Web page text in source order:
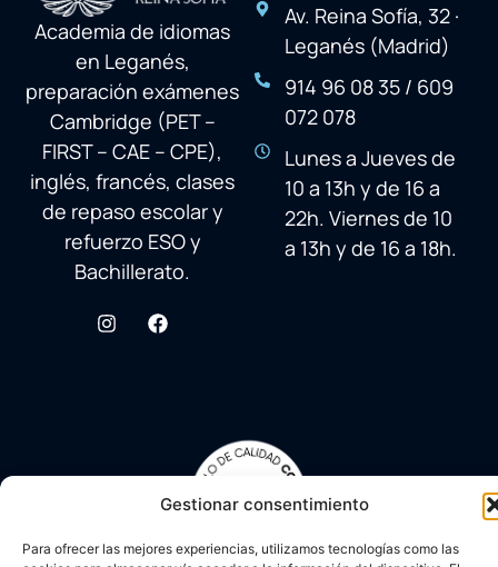
Gestionar consentimiento
Para ofrecer las mejores experiencias, utilizamos tecnologías como las
Academia de idiomas
en Leganés,
preparación exámenes
Cambridge (PET –
FIRST – CAE – CPE),
inglés, francés, clases
de repaso escolar y
refuerzo ESO y
Bachillerato.
Av. Reina Sofía, 32 ·
Leganés (Madrid)
914 96 08 35 / 609
072 078
Lunes a Jueves de
10 a 13h y de 16 a
22h. Viernes de 10
a 13h y de 16 a 18h.